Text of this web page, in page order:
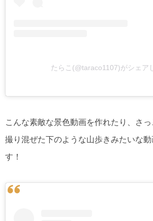
たらこ(@taraco1107)がシェア
こんな素敵な景色動画を作れたり、さ
撮り混ぜた下のような山歩きみたいな動
す！